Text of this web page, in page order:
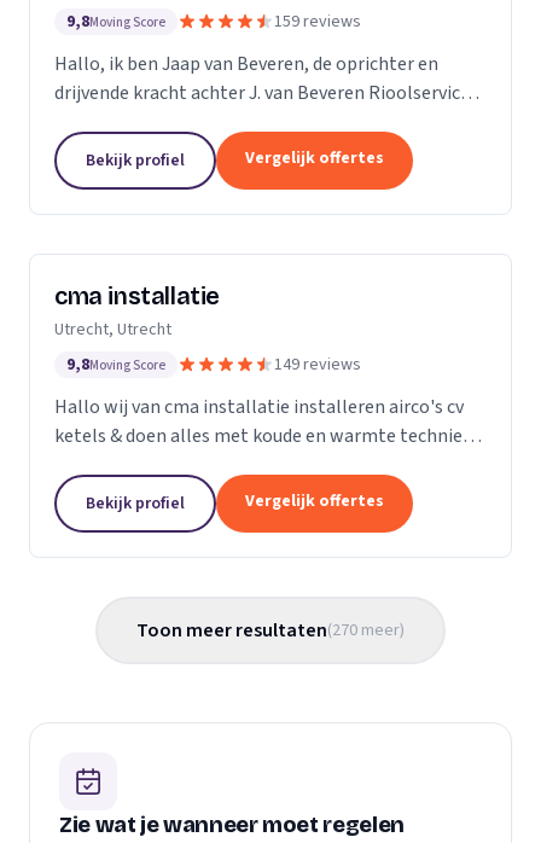
9,8Moving Score 159 reviews
Hallo, ik ben Jaap van Beveren, de oprichter en
drijvende kracht achter J. van Beveren Rioolservice.
ook een gepassioneerde piloot in mijn vrije tijd....
Bekijk profiel Vergelijk offertes
cma installatie
Utrecht, Utrecht
9,8Moving Score 149 reviews
Hallo wij van cma installatie installeren airco's cv
ketels & doen alles met koude en warmte techniek
werkzaamheden. U kunt gerust een kijkje nemen
op...
Bekijk profiel Vergelijk offertes
Toon meer resultaten(270 meer)
Zie wat je wanneer moet regelen